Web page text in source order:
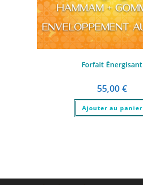
Forfait Énergisant
55,00 €
Ajouter au panier